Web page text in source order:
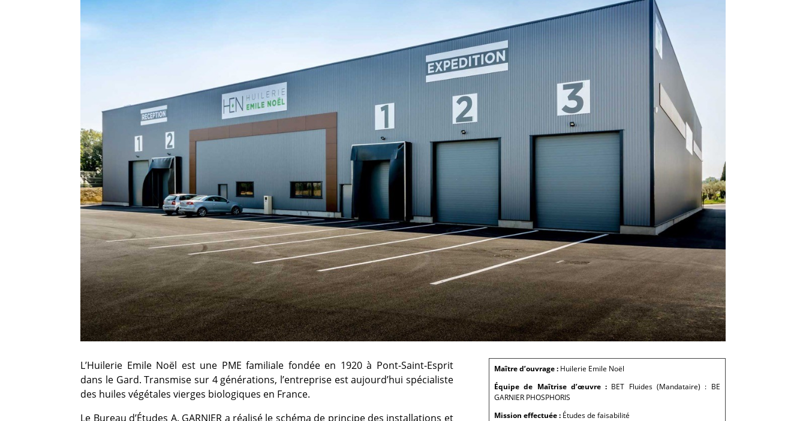
L’Huilerie Emile Noël est une PME familiale fondée en 1920 à Pont-Saint-Esprit
dans le Gard. Transmise sur 4 générations, l’entreprise est aujourd’hui spécialiste
des huiles végétales vierges biologiques en France.
Le Bureau d’Études A. GARNIER a réalisé le schéma de principe des installations et
Maître d’ouvrage : Huilerie Emile Noël
Équipe de Maîtrise d’œuvre : BET Fluides (Mandataire) : BE
GARNIER PHOSPHORIS
Mission effectuée : Études de faisabilité